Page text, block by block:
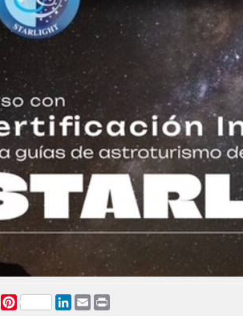
TwitterPinterest LinkedIn
Email